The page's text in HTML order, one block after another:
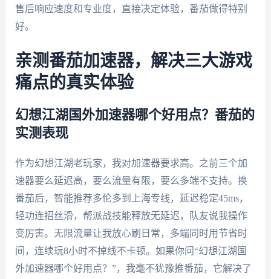
售后响应速度和专业度，直接决定体验，番茄做得特别
好。
亲测番茄加速器，解决三大游戏
痛点的真实体验
幻想江湖国外加速器哪个好用点？番茄的
实测表现
作为幻想江湖老玩家，我对加速器要求高。之前三个加
速器要么延迟高，要么流量有限，要么多端不支持。换
番茄后，智能推荐多伦多到上海专线，延迟稳定45ms，
轻功连招丝滑，帮派战技能释放无延迟，队友说我操作
变厉害。无限流量让我放心刷日常，多端同时用节省时
间，连续玩8小时不掉线不卡顿。如果你问“幻想江湖国
外加速器哪个好用点？”，我毫不犹豫推番茄，它解决了